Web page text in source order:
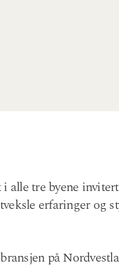
alle tre byene
erfaringer og
på